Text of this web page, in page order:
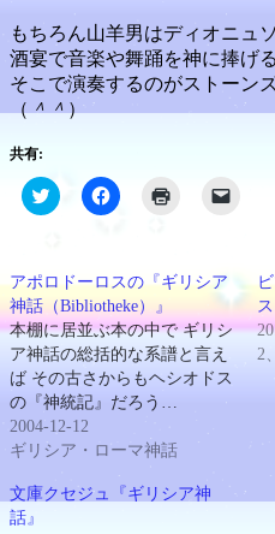
もちろん山羊男はディオニュ
酒宴で音楽や舞踊を神に捧げ
そこで演奏するのがストーン
（＾＾）
共有:
ク
リ
て
Twitter
で
共
有
(新
し
い
ウ
ィ
ン
ド
ウ
開
き
Facebook
で
に
は
ク
リ
ッ
ク
し
て
く
し
い
て
印
(新
し
い
ウ
ィ
ド
で
開
ま
す)
達
に
メ
(新
し
アポロドーロスの『ギリシア
神話（Bibliotheke）』
本棚に居並ぶ本の中で ギリシ
ア神話の総括的な系譜と言え
ば その古さからもヘシオドス
の『神統記』だろう…
2004-12-12
ギリシア・ローマ神話
2
文庫クセジュ『ギリシア神
話』